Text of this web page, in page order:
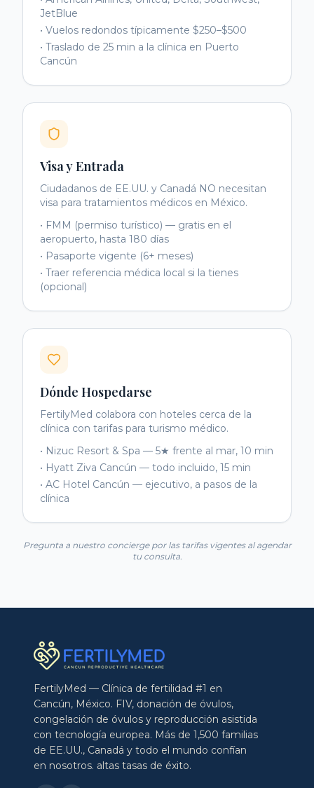
JetBlue
• Vuelos redondos típicamente $250–$500
• Traslado de 25 min a la clínica en Puerto
Cancún
Visa y Entrada
Ciudadanos de EE.UU. y Canadá NO necesitan
visa para tratamientos médicos en México.
• FMM (permiso turístico) — gratis en el
aeropuerto, hasta 180 días
• Pasaporte vigente (6+ meses)
• Traer referencia médica local si la tienes
(opcional)
Dónde Hospedarse
FertilyMed colabora con hoteles cerca de la
clínica con tarifas para turismo médico.
• Nizuc Resort & Spa — 5★ frente al mar, 10 min
• Hyatt Ziva Cancún — todo incluido, 15 min
• AC Hotel Cancún — ejecutivo, a pasos de la
clínica
Pregunta a nuestro concierge por las tarifas vigentes al agendar
tu consulta.
FertilyMed — Clínica de fertilidad #1 en
Cancún, México. FIV, donación de óvulos,
congelación de óvulos y reproducción asistida
con tecnología europea. Más de 1,500 familias
de EE.UU., Canadá y todo el mundo confían
en nosotros. altas tasas de éxito.